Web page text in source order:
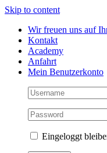
Skip to content
Wir freuen uns auf
Kontakt
Academy
Anfahrt
Mein Benutzerkonto
Eingeloggt